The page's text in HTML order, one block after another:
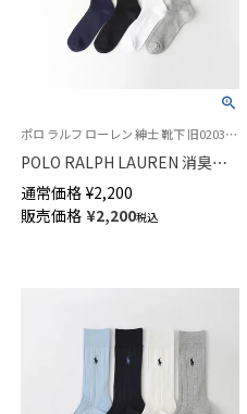
ポロ ラルフ ローレン 紳士 靴下 旧02032931
POLO RALPH LAUREN 消臭加
工 ロングホーズ ワンポイント
刺繍 ハイソックス メンズ
02032932
通常価格 ¥2,200
販売価格 ¥2,200税込